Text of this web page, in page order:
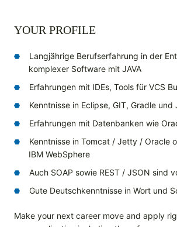
YOUR PROFILE
Langjährige Berufserfahrung in der
komplexer Software mit JAVA
Erfahrungen mit IDEs, Tools für VCS
Kenntnisse in Eclipse, GIT, Gradle und
Erfahrungen mit Datenbanken wie
Kenntnisse in Tomcat / Jetty / Oracle
IBM WebSphere
Auch SOAP sowie REST / JSON sind
Gute Deutschkenntnisse in Wort und
Make your next career move and apply